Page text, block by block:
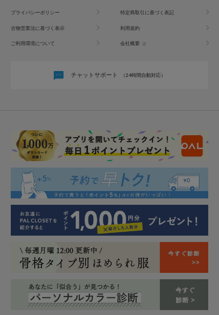
プライバシーポリシー 特定商取引に基づく表記
古物営業法に基づく表示 利用規約
ご利用環境について 会社概要
チャットサポート （24時間自動対応）